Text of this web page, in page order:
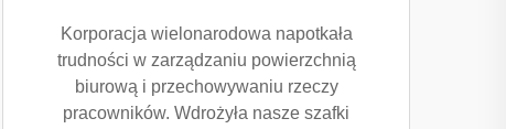
Korporacja wielonarodowa napotkała
trudności w zarządzaniu powierzchnią
biurową i przechowywaniu rzeczy
pracowników. Wdrożyła nasze szafki